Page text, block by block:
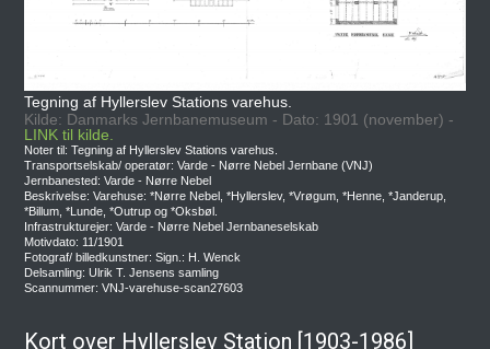
Tegning af Hyllerslev Stations varehus.
Kilde: Danmarks Jernbanemuseum - Dato: 1901 (november) -
LINK til kilde.
Noter til: Tegning af Hyllerslev Stations varehus.
Transportselskab/ operatør: Varde - Nørre Nebel Jernbane (VNJ)
Jernbanested: Varde - Nørre Nebel
Beskrivelse: Varehuse: *Nørre Nebel, *Hyllerslev, *Vrøgum, *Henne, *Janderup,
*Billum, *Lunde, *Outrup og *Oksbøl.
Infrastrukturejer: Varde - Nørre Nebel Jernbaneselskab
Motivdato: 11/1901
Fotograf/ billedkunstner: Sign.: H. Wenck
Delsamling: Ulrik T. Jensens samling
Scannummer: VNJ-varehuse-scan27603
Kort over Hyllerslev Station [1903-1986]